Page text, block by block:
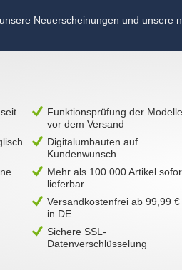
Neuerscheinungen und unsere
Funktionsprüfung der Modelle
vor dem Versand
Digitalumbauten auf
Kundenwunsch
Mehr als 100.000 Artikel
lieferbar
Versandkostenfrei ab 99,99 €
in DE
Sichere SSL-
Datenverschlüsselung